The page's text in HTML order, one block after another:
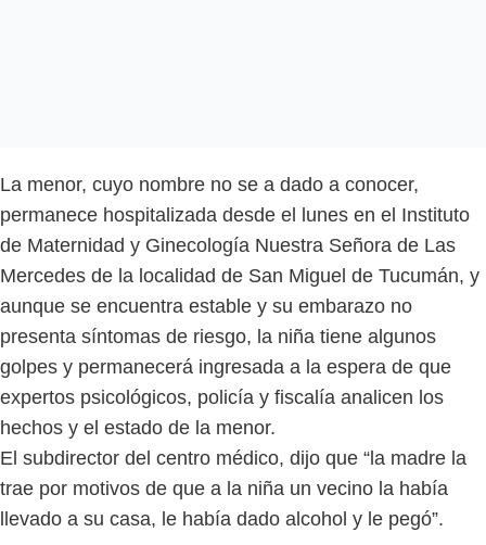
La menor, cuyo nombre no se a dado a conocer,
permanece hospitalizada desde el lunes en el Instituto
de Maternidad y Ginecología Nuestra Señora de Las
Mercedes de la localidad de San Miguel de Tucumán, y
aunque se encuentra estable y su embarazo no
presenta síntomas de riesgo, la niña tiene algunos
golpes y permanecerá ingresada a la espera de que
expertos psicológicos, policía y fiscalía analicen los
hechos y el estado de la menor.
El subdirector del centro médico, dijo que “la madre la
trae por motivos de que a la niña un vecino la había
llevado a su casa, le había dado alcohol y le pegó”.